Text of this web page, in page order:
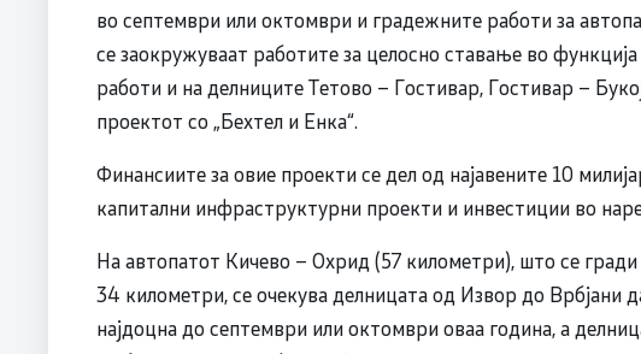
во септември или октомври и градежните работи за
се заокружуваат работите за целосно ставање во
работи и на делниците Тетово – Гостивар, Гостивар –
проектот со „Бехтел и Енка“.
Финансиите за овие проекти се дел од најавените 10
капитални инфраструктурни проекти и инвестиции во
На автопатот Кичево – Охрид (57 километри), што се
34 километри, се очекува делницата од Извор до Врбјани
најдоцна до септември или октомври оваа година, а